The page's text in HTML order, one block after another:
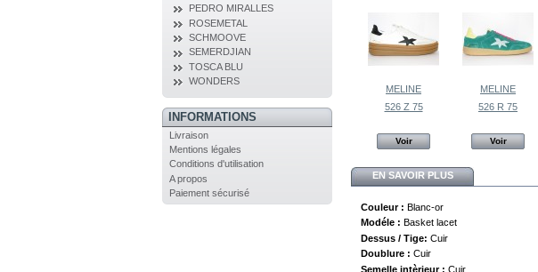
PEDRO MIRALLES
ROSEMETAL
SCHMOOVE
SEMERDJIAN
TOSCA BLU
WONDERS
INFORMATIONS
Livraison
Mentions légales
Conditions d'utilisation
A propos
Paiement sécurisé
MELINE
526 Z 75
Voir
MELINE
526 R 75
Voir
EN SAVOIR PLUS
Couleur : Blanc-or
Modéle : Basket lacet
Dessus / Tige: Cuir
Doublure : Cuir
Semelle intèrieur : Cuir